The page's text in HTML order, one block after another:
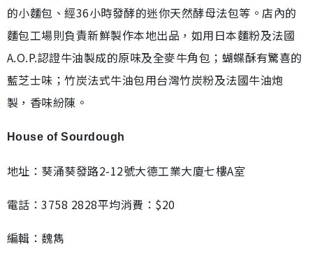
的小麵包、經36小時發酵的迷你天然酵母法包等。店內的
麵包工場則負責新鮮製作本地出品，如用日本麵粉及法國
A.O.P.認證牛油製成的原味及全麥牛角包；蝴蝶酥有驚喜的
藍芝士味；竹炭法式牛油包用台灣竹炭粉及法國牛油炮
製，香味紛陳。
House of Sourdough
地址：葵涌葵發路2-12號大德工業大廈七樓A室
電話：3758 2828平均消費：$20
編輯：魏雋